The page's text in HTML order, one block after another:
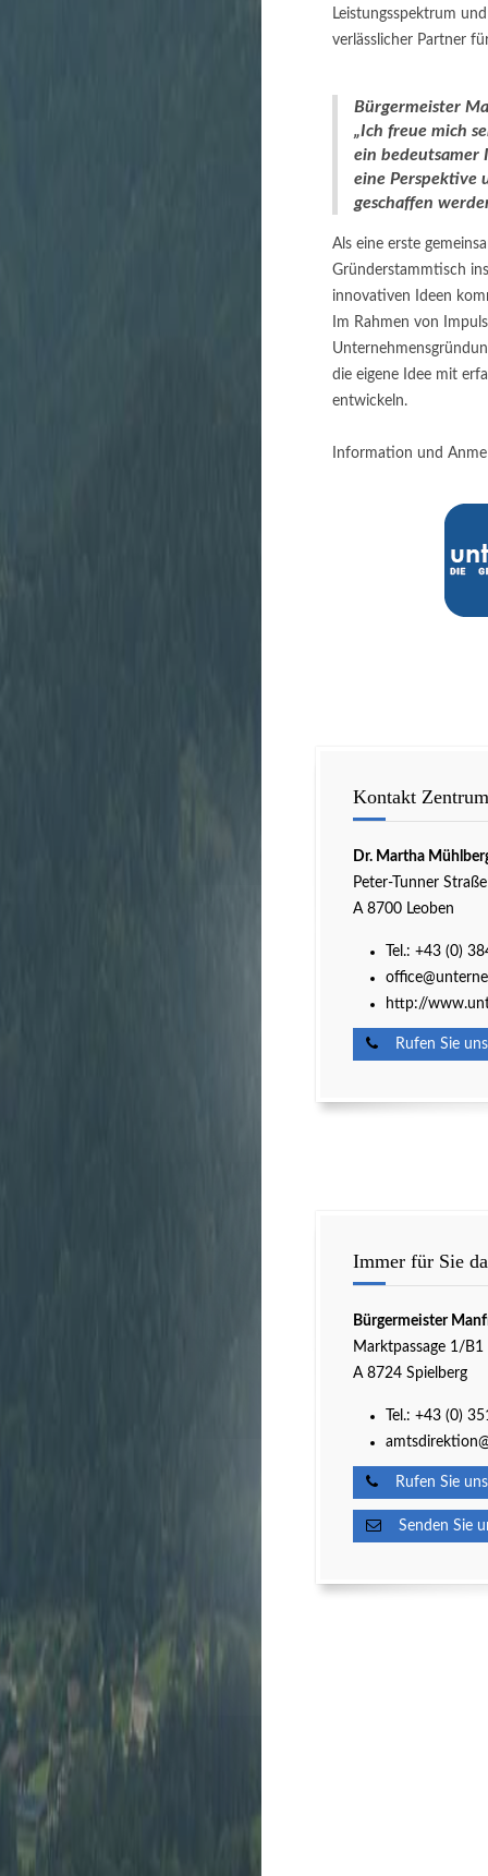
Leistungsspektrum
verlässlicher Partner
Bürgermeister
„Ich freue mich
ein bedeutsamer
eine Perspektive
geschaffen
Als eine erste
Gründerstammtisch
innovativen Ideen
Im Rahmen von
die eigene Idee mit
entwickeln.
Information und
Kontakt
Dr. Martha
Peter-Tunner
A 8700 Leoben
Tel.: +43 (0)
http://
Rufen Sie
Immer für Sie
Bürgermeister
Marktpassage 1/B1
A 8724 Spielberg
Tel.: +43 (0)
Rufen Sie
Senden Sie